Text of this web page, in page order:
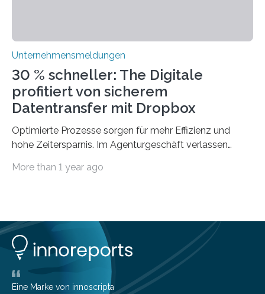
Unternehmensmeldungen
30 % schneller: The Digitale
profitiert von sicherem
Datentransfer mit Dropbox
Optimierte Prozesse sorgen für mehr Effizienz und
hohe Zeitersparnis. Im Agenturgeschäft verlassen
machen sich auf den Weg zu Kunden oder Partnern.
beim Datentransfer abzusichern, suchte The Digitale
eine einfache und benutzerfreundliche Lösung. Im
nachfolgenden Anwendungsbeispiel berichtet Peter
Bilz-Wohlgemuth, COO und Managing Partner bei The
Digitale, wie die Agentur durch die
More than 1 year ago
Eine Marke von innoscripta